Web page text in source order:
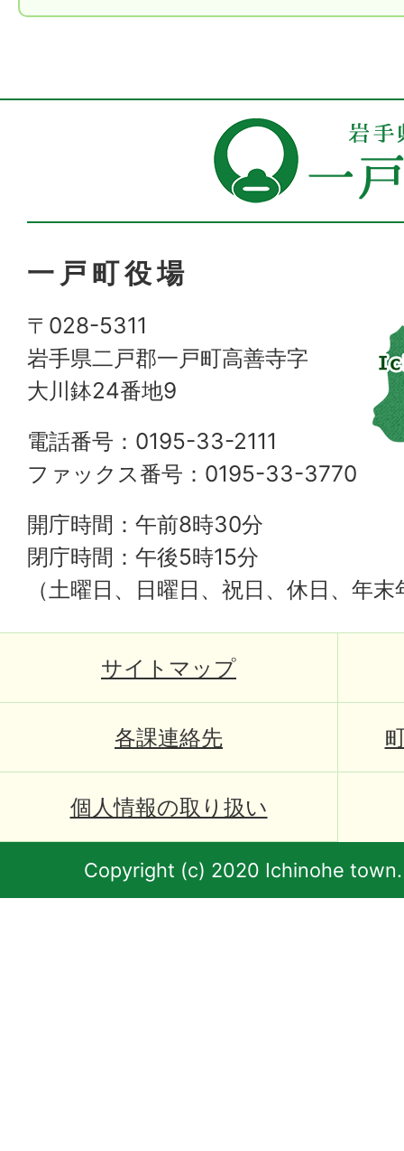
一戸町役場
〒028-5311
岩手県二戸郡一戸町高善寺字
大川鉢24番地9
電話番号：0195-33-2111
ファックス番号：0195-33-3770
開庁時間：午前8時30分
閉庁時間：午後5時15分
（土曜日、日曜日、祝日、休日、年
サイトマップ
各課連絡先
個人情報の取り扱い
Copyright (c) 2020 Ichinohe